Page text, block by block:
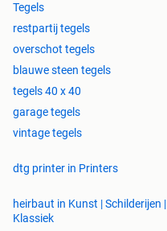
Tegels
restpartij tegels
overschot tegels
blauwe steen tegels
tegels 40 x 40
garage tegels
vintage tegels
dtg printer in Printers
heirbaut in Kunst | Schilderijen |
Klassiek